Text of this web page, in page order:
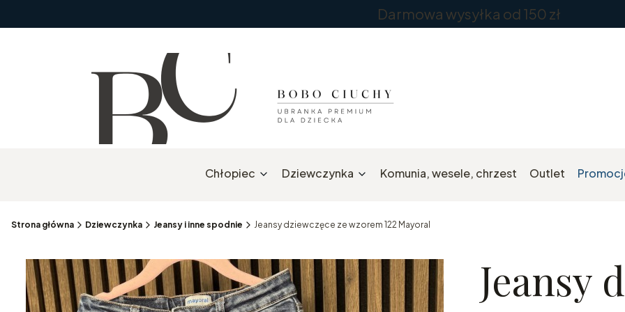
Darmowa wysyłka od 150 zł
Chłopiec Dziewczynka Komunia, wesele, chrzest Outlet
Strona główna Dziewczynka Jeansy i inne spodnie Jeansy dziewczęce ze wzorem 122 Mayoral
Jeansy